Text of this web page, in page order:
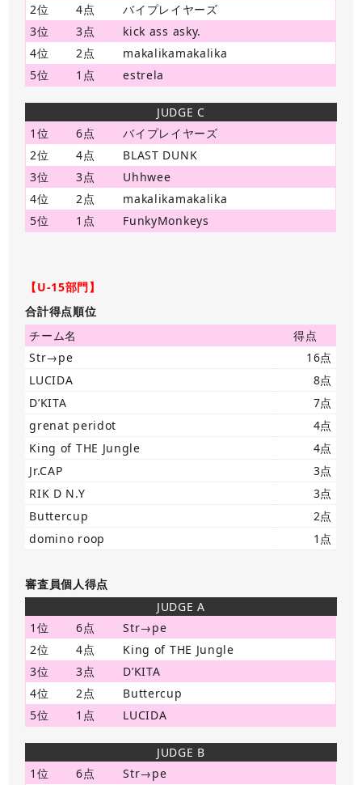
2位
4点
バイプレイヤーズ
3位
3点
kick ass asky.
4位
2点
makalikamakalika
5位
1点 estrela
JUDGE C
1位
6点
バイプレイヤーズ
2位
4点
BLAST DUNK
3位
3点
Uhhwee
4位
2点
makalikamakalika
5位
1点 FunkyMonkeys
【U-15部門】
合計得点順位
チーム名
得点
Str→pe
16点
LUCIDA
8点
D’KITA
7点
grenat peridot
4点
King of THE Jungle
4点
Jr.CAP
3点
RIK D N.Y
3点
Buttercup
2点
domino roop
1点
審査員個人得点
JUDGE A
1位
6点
Str→pe
2位
4点
King of THE Jungle
3位
3点
D’KITA
4位
2点
Buttercup
5位
1点 LUCIDA
JUDGE B
1位
6点
Str→pe